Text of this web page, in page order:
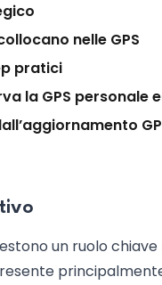
nelle GPS
pratici
la GPS personale
un ruolo